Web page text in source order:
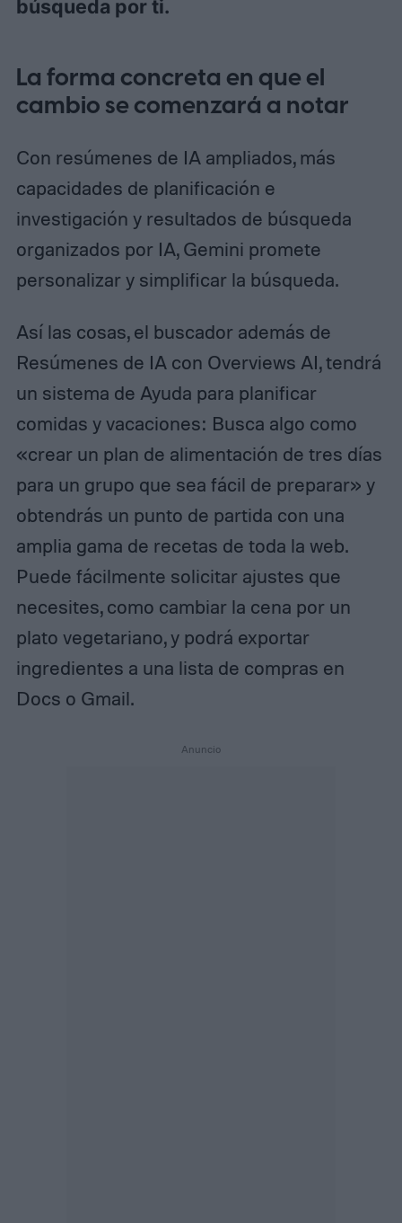
búsqueda por ti.
La forma concreta en que el
cambio se comenzará a notar
Con resúmenes de IA ampliados, más
capacidades de planificación e
investigación y resultados de búsqueda
organizados por IA, Gemini promete
personalizar y simplificar la búsqueda.
Así las cosas, el buscador además de
Resúmenes de IA con Overviews AI, tendrá
un sistema de Ayuda para planificar
comidas y vacaciones: Busca algo como
«crear un plan de alimentación de tres días
para un grupo que sea fácil de preparar» y
obtendrás un punto de partida con una
amplia gama de recetas de toda la web.
Puede fácilmente solicitar ajustes que
necesites, como cambiar la cena por un
plato vegetariano, y podrá exportar
ingredientes a una lista de compras en
Docs o Gmail.